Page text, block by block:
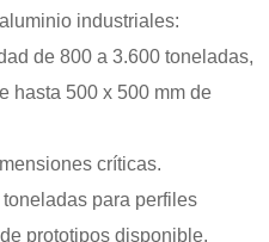
industriales:
de 800 a 3.600 toneladas,
hasta 500 x 500 mm de
críticas.
para perfiles
prototipos disponible.